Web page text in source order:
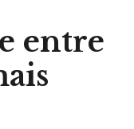
entre